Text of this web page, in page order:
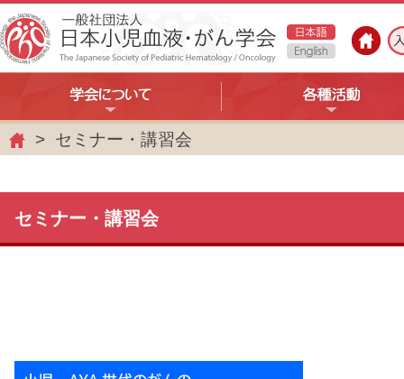
ホ
セミナー・講習会
セミナー・講習会